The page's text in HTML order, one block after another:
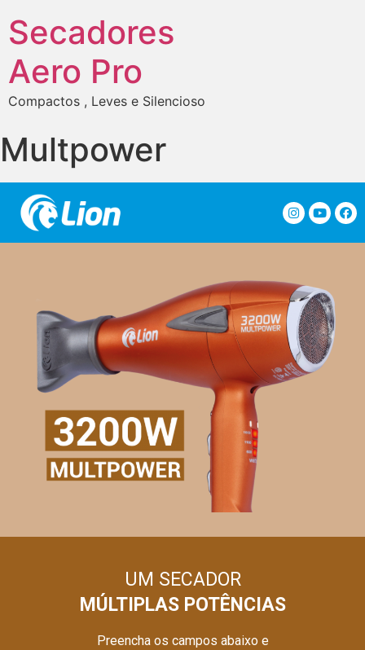
Secadores
Aero Pro
Compactos , Leves e Silencioso
Multpower
UM SECADOR
MÚLTIPLAS POTÊNCIAS
Preencha os campos abaixo e